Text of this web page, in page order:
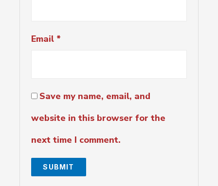
Email *
Save my name, email, and
website in this browser for the
next time I comment.